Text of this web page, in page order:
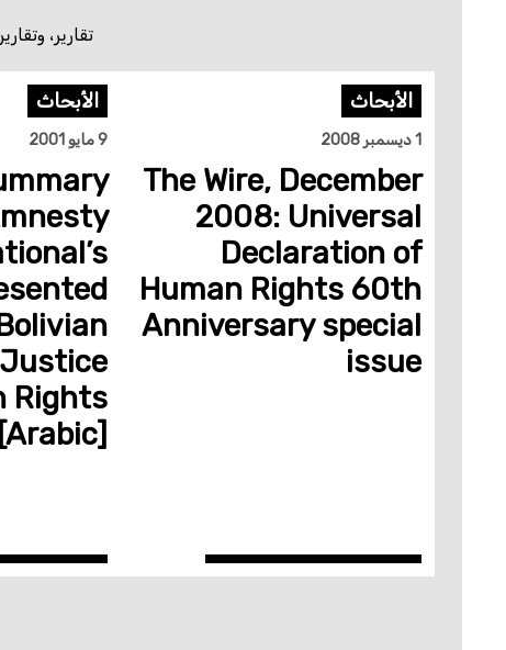
تقارير،
الأبحاث
1 ديسمبر 2008
The Wire, December
2008: Universal
Declaration of
Human Rights 60th
Anniversary special
issue
الأبحاث
9 مايو 2001
Rights
[Arabic]